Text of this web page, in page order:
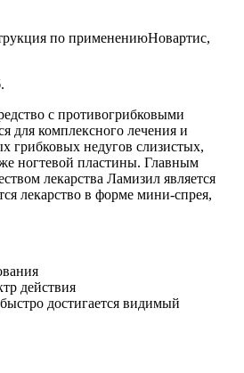
Новартис,
с противогрибковыми
для комплексного лечения и
грибковых недугов слизистых,
ногтевой пластины. Главным
лекарства Ламизил является
лекарство в форме мини-спрея,
действия
достигается видимый